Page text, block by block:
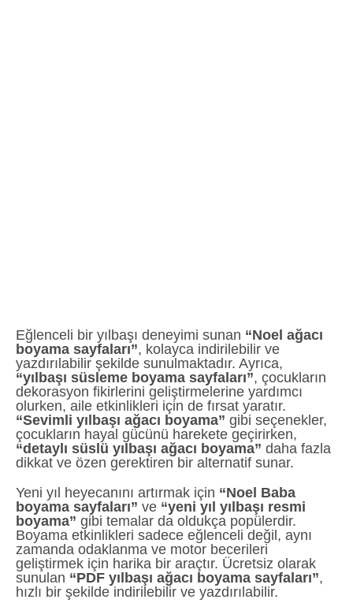
Eğlenceli bir yılbaşı deneyimi sunan “Noel ağacı
boyama sayfaları”, kolayca indirilebilir ve
yazdırılabilir şekilde sunulmaktadır. Ayrıca,
“yılbaşı süsleme boyama sayfaları”, çocukların
dekorasyon fikirlerini geliştirmelerine yardımcı
olurken, aile etkinlikleri için de fırsat yaratır.
“Sevimli yılbaşı ağacı boyama” gibi seçenekler,
çocukların hayal gücünü harekete geçirirken,
“detaylı süslü yılbaşı ağacı boyama” daha fazla
dikkat ve özen gerektiren bir alternatif sunar.
Yeni yıl heyecanını artırmak için “Noel Baba
boyama sayfaları” ve “yeni yıl yılbaşı resmi
boyama” gibi temalar da oldukça popülerdir.
Boyama etkinlikleri sadece eğlenceli değil, aynı
zamanda odaklanma ve motor becerileri
geliştirmek için harika bir araçtır. Ücretsiz olarak
sunulan “PDF yılbaşı ağacı boyama sayfaları”,
hızlı bir şekilde indirilebilir ve yazdırılabilir.